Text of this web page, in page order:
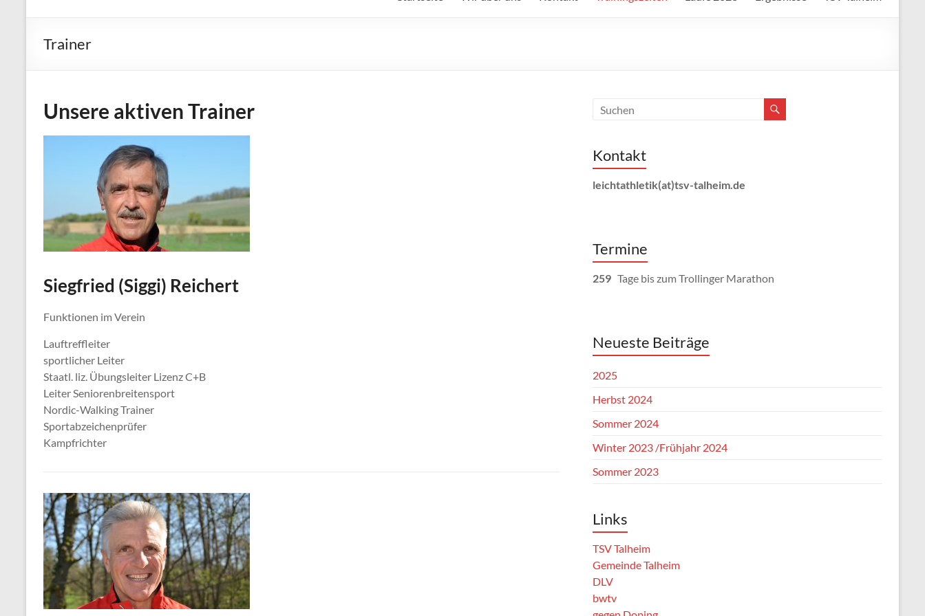
Leichtathletik
Trainer
Unsere aktiven Trainer
Siegfried (Siggi) Reichert
Funktionen im Verein
Lauftreffleiter
sportlicher Leiter
Staatl. liz. Übungsleiter Lizenz C+B
Leiter Seniorenbreitensport
Nordic-Walking Trainer
Sportabzeichenprüfer
Kampfrichter
Kontakt
leichtathletik(at)tsv-talheim.de
Termine
259 Tage bis zum Trollinger Marathon
Neueste Beiträge
2025
Herbst 2024
Sommer 2024
Winter 2023 /Frühjahr 2024
Sommer 2023
Links
TSV Talheim
Gemeinde Talheim
DLV
bwtv